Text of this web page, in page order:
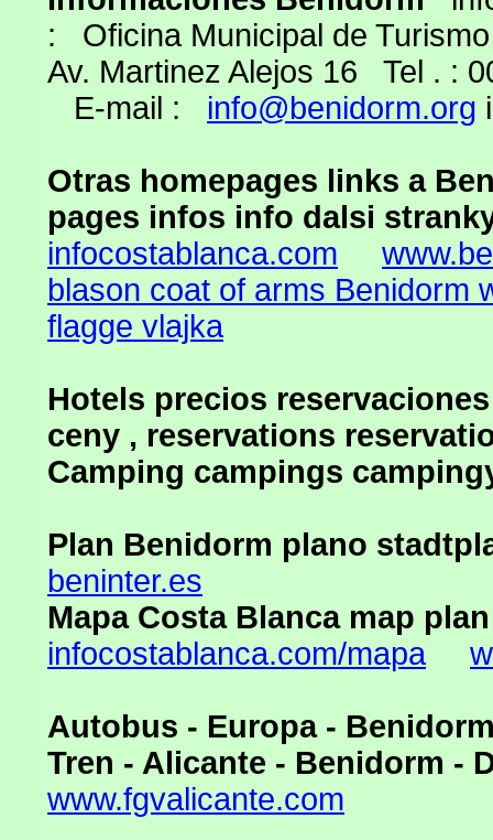
: Oficina Municipal de
Av. Martinez Alejos 16 Tel . :
E-mail : info@benidorm.org
Otras homepages links a
pages infos info dalsi
infocostablanca.com
blason coat of arms Benidorm
flagge vlajka
Hotels precios
ceny , reservations
Camping campings
Plan Benidorm plano
beninter.es
Mapa Costa Blanca map
infocostablanca.com/mapa
Autobus - Europa -
Tren - Alicante - Benidorm -
www.fgvalicante.com